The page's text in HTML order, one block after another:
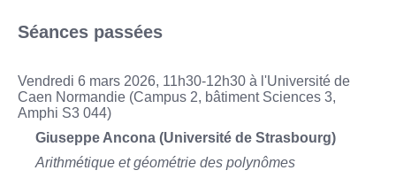
Séances passées
Vendredi 6 mars 2026, 11h30-12h30 à l'Université de
Caen Normandie (Campus 2, bâtiment Sciences 3,
Amphi S3 044)
Giuseppe Ancona (Université de Strasbourg)
Arithmétique et géométrie des polynômes